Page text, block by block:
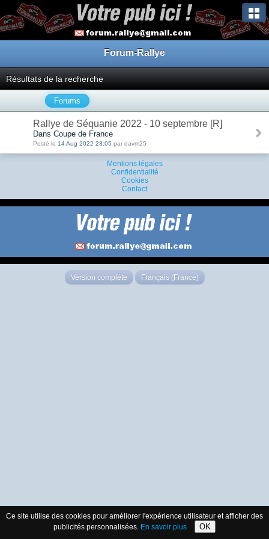
Forum-Rallye
Résultats de la recherche
Forums
Rallye de Séquanie 2022 - 10 septembre [R]
Dans Coupe de France
Posté le 14 Aug 2022 23:05 par davm25
Mentions légales
Confidentialité
Cookies
Contact
Version complète Français (France)
Ce site utilise des cookies pour améliorer l'expérience utilisateur et afficher des
publicités personnalisées. En savoir plus OK